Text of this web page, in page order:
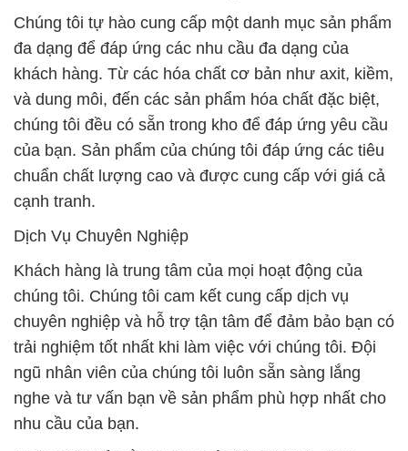
Chúng tôi tự hào cung cấp một danh mục sản phẩm
đa dạng để đáp ứng các nhu cầu đa dạng của
khách hàng. Từ các hóa chất cơ bản như axit, kiềm,
và dung môi, đến các sản phẩm hóa chất đặc biệt,
chúng tôi đều có sẵn trong kho để đáp ứng yêu cầu
của bạn. Sản phẩm của chúng tôi đáp ứng các tiêu
chuẩn chất lượng cao và được cung cấp với giá cả
cạnh tranh.
Dịch Vụ Chuyên Nghiệp
Khách hàng là trung tâm của mọi hoạt động của
chúng tôi. Chúng tôi cam kết cung cấp dịch vụ
chuyên nghiệp và hỗ trợ tận tâm để đảm bảo bạn có
trải nghiệm tốt nhất khi làm việc với chúng tôi. Đội
ngũ nhân viên của chúng tôi luôn sẵn sàng lắng
nghe và tư vấn bạn về sản phẩm phù hợp nhất cho
nhu cầu của bạn.